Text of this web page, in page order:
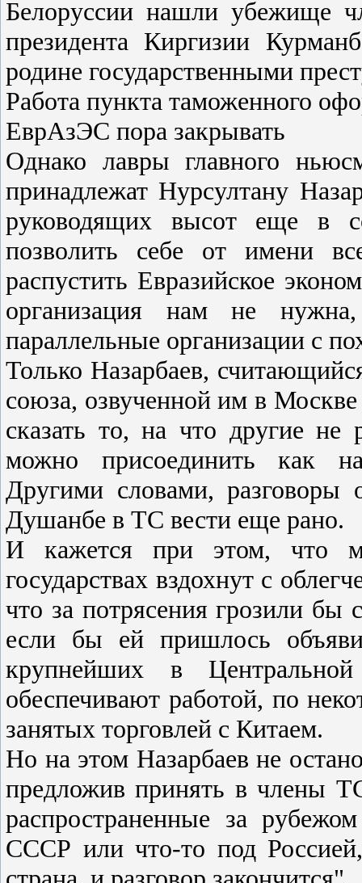
Белоруссии нашли убежище
президента Киргизии
родине государственными
Работа пункта таможенного
ЕврАзЭС пора закрывать
Однако лавры главного
принадлежат Нурсултану
руководящих высот еще в
позволить себе от имени
распустить Евразийское
организация нам не
параллельные организации с
Только Назарбаев,
союза, озвученной им в Москве
сказать то, на что другие
можно присоединить как
Другими словами, разговоры
Душанбе в ТС вести еще рано.
И кажется при этом, что
государствах вздохнут с
что за потрясения грозили
если бы ей пришлось
крупнейших в
обеспечивают работой, по
занятых торговлей с Китаем.
Но на этом Назарбаев не
предложив принять в члены
распространенные за
СССР или что-то под